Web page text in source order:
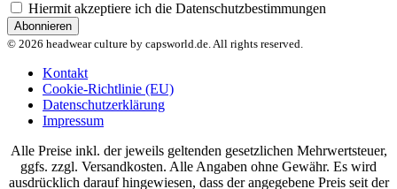
Hiermit akzeptiere ich die Datenschutzbestimmungen
© 2026 headwear culture by capsworld.de. All rights reserved.
Kontakt
Cookie-Richtlinie (EU)
Datenschutzerklärung
Impressum
Alle Preise inkl. der jeweils geltenden gesetzlichen Mehrwertsteuer,
ggfs. zzgl. Versandkosten. Alle Angaben ohne Gewähr. Es wird
ausdrücklich darauf hingewiesen, dass der angegebene Preis seit der